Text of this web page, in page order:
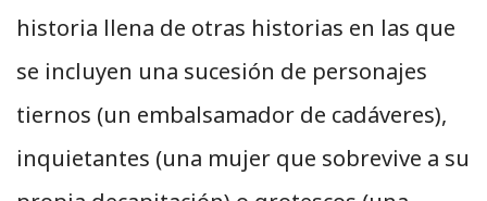
historia llena de otras historias en las que
se incluyen una sucesión de personajes
tiernos (un embalsamador de cadáveres),
inquietantes (una mujer que sobrevive a su